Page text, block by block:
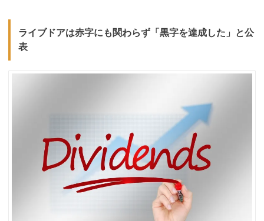
ライブドアは赤字にも関わらず「黒字を達成した」と公
表